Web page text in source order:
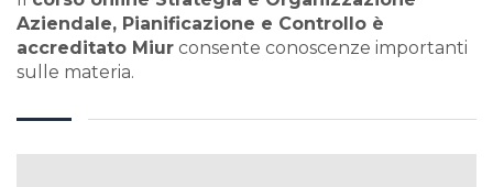
Aziendale, Pianificazione e Controllo è
accreditato Miur consente conoscenze importanti
sulle materia.